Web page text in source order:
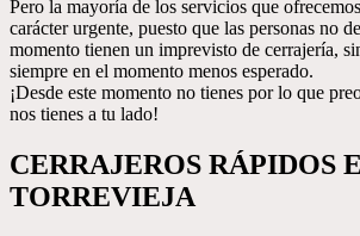
Pero la mayoría de los servicios que
carácter urgente, puesto que las personas no
momento tienen un imprevisto de cerrajería,
siempre en el momento menos esperado.
¡Desde este momento no tienes por lo que
nos tienes a tu lado!
CERRAJEROS RÁPIDOS
TORREVIEJA